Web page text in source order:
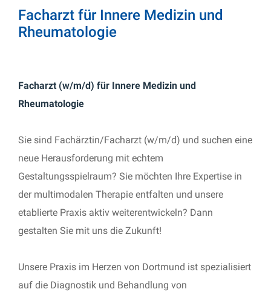
Facharzt für Innere Medizin und
Rheumatologie
Facharzt (w/m/d) für Innere Medizin und
Rheumatologie
Sie sind Fachärztin/Facharzt (w/m/d) und suchen eine
neue Herausforderung mit echtem
Gestaltungsspielraum? Sie möchten Ihre Expertise in
der multimodalen Therapie entfalten und unsere
etablierte Praxis aktiv weiterentwickeln? Dann
gestalten Sie mit uns die Zukunft!
Unsere Praxis im Herzen von Dortmund ist spezialisiert
auf die Diagnostik und Behandlung von